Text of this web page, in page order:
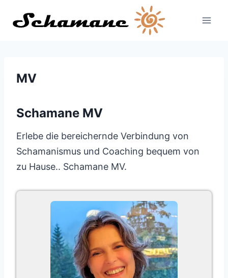
Inhalt
MV
Schamane MV
Erlebe die bereichernde Verbindung von
Schamanismus und Coaching bequem von
zu Hause.. Schamane MV.